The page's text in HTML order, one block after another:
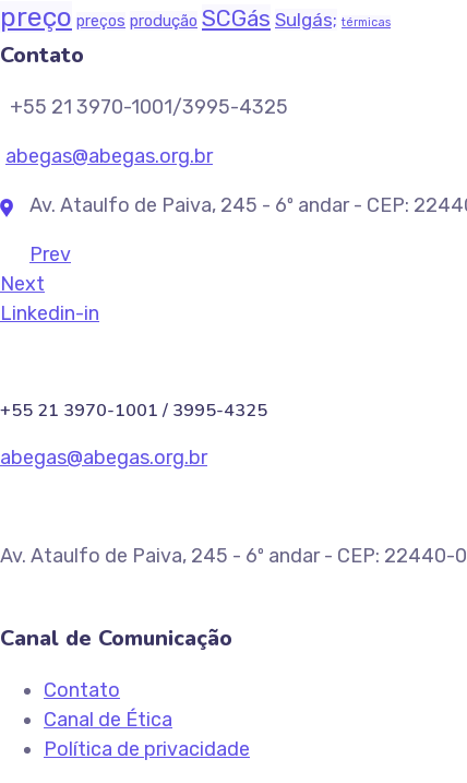
preço preços produção SCGás Sulgás; térmicas
Contato
+55 21 3970-1001/3995-4325
abegas@abegas.org.br
Av. Ataulfo de Paiva, 245 - 6º andar - CEP:
Prev
Next
Linkedin-in
+55 21 3970-1001 / 3995-4325
abegas@abegas.org.br
Av. Ataulfo de Paiva, 245 - 6º andar - CEP:
Canal de Comunicação
Contato
Canal de Ética
Política de privacidade